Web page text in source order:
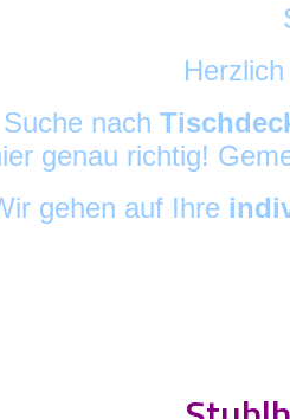
nach
genau richtig!
gehen auf Ihre